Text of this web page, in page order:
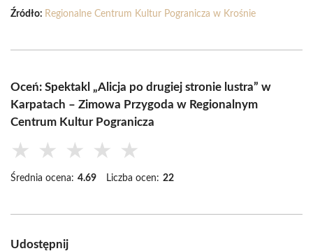
Źródło: Regionalne Centrum Kultur Pogranicza w Krośnie
Oceń: Spektakl „Alicja po drugiej stronie lustra” w
Karpatach – Zimowa Przygoda w Regionalnym
Centrum Kultur Pogranicza
★ ★ ★ ★ ★
Średnia ocena: 4.69 Liczba ocen: 22
Udostępnij